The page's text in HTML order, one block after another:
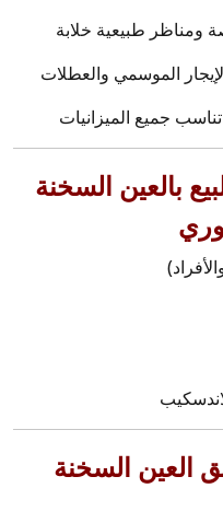
طبيعية خلابة
الموسمي والعطلات
جميع الميزانيات
بالعين السخنة
العين السخنة